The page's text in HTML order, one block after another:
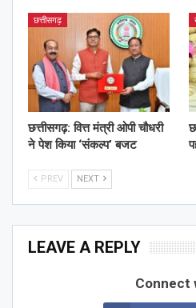
छत्तीसगढ़
छत्तीसगढ़: वित्त मंत्री ओपी चौधरी
ने पेश किया ‘संकल्प’ बजट
PREV NEXT
LEAVE A REPLY
Connect